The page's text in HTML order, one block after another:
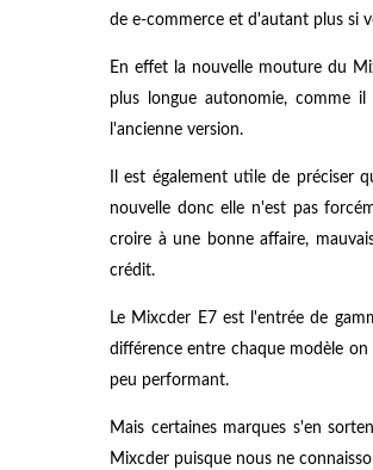
de e-commerce et d'autant plus si
En effet la nouvelle mouture du
plus longue autonomie, comme
l'ancienne version.
Il est également utile de préciser
nouvelle donc elle n'est pas
croire à une bonne affaire,
crédit.
Le Mixcder E7 est l'entrée de
différence entre chaque modèle
peu performant.
Mais certaines marques s'en
Mixcder puisque nous ne